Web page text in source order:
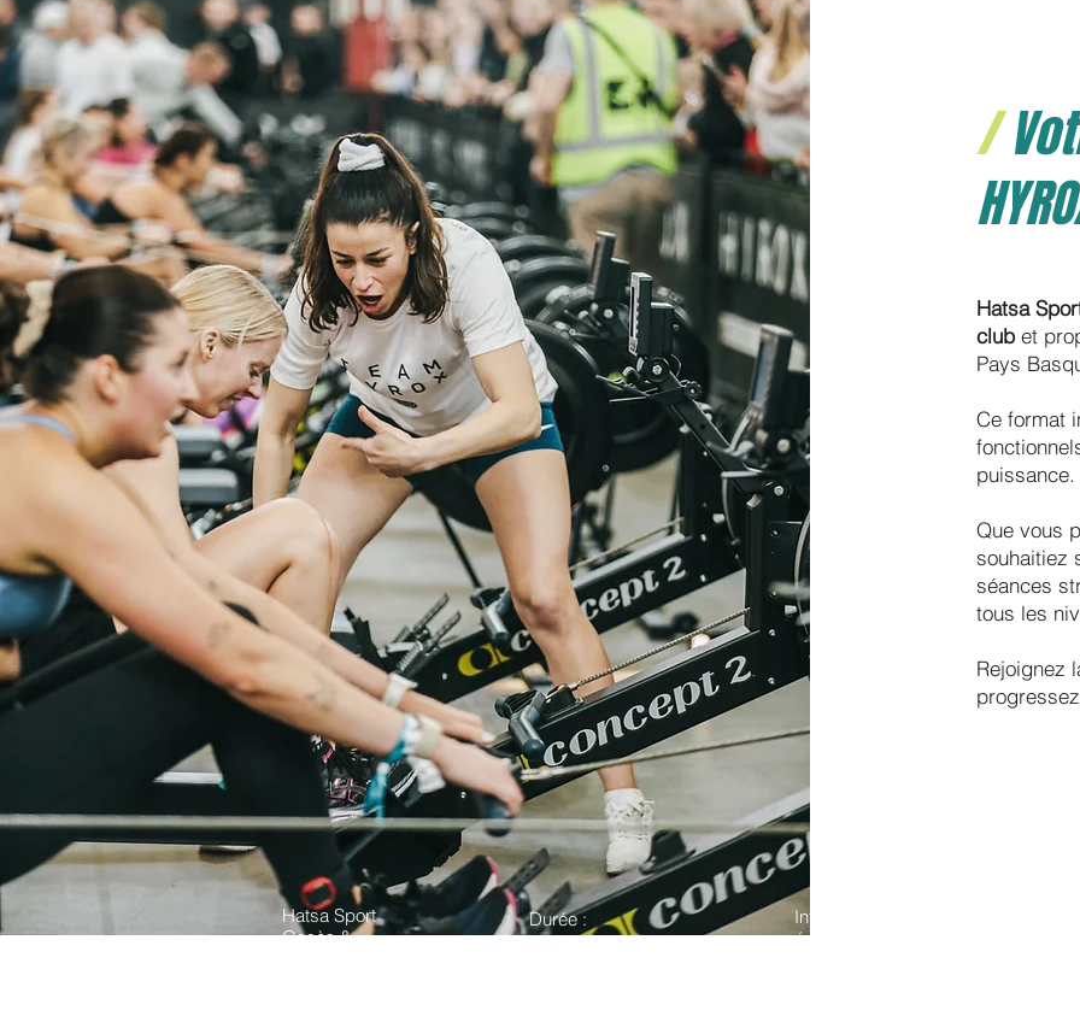
/
Hatsa
club et
Pays
Ce format
puissance.
Que vous
souhaitiez
séances
tous les
Rejoignez
Hatsa Sport
Ossès &
Durée :
50 minutes
Intensité :
Élevée 🔥